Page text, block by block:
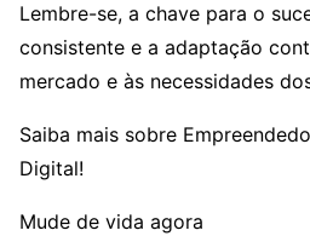
Lembre-se, a chave para o
consistente e a adaptação
mercado e às necessidades
Saiba mais sobre
Digital!
Mude de vida agora